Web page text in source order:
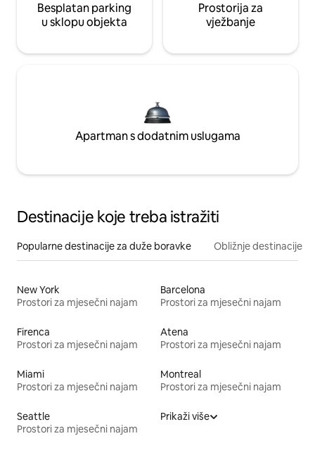
Besplatan parking
u sklopu objekta
Prostorija za
vježbanje
Apartman s dodatnim uslugama
Destinacije koje treba istražiti
Popularne destinacije za duže boravke Obližnje destinacije
New York
Prostori za mjesečni najam
Barcelona
Prostori za mjesečni najam
Firenca
Prostori za mjesečni najam
Atena
Prostori za mjesečni najam
Miami
Prostori za mjesečni najam
Montreal
Prostori za mjesečni najam
Seattle
Prostori za mjesečni najam
Prikaži više